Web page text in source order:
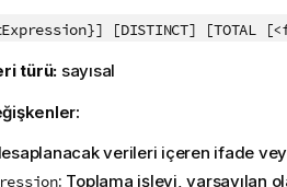
[DISTINCT]
türü: sayısal
verileri içeren ifade
: Toplama işlevi, varsayılan